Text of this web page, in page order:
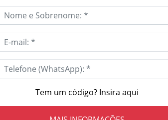
Tem um código? Insira aqui